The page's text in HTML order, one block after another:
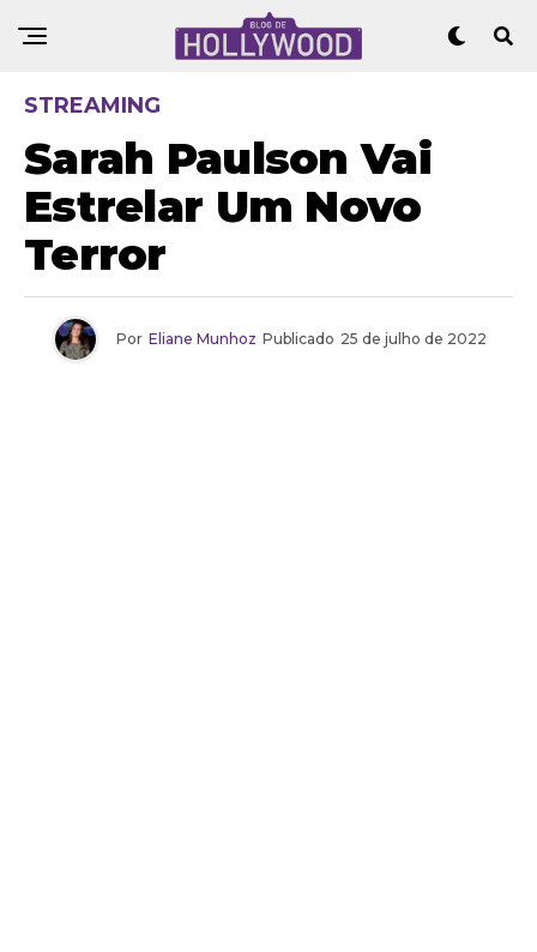
STREAMING
Sarah Paulson Vai
Estrelar Um Novo
Terror
Por Eliane Munhoz Publicado 25 de julho de 2022